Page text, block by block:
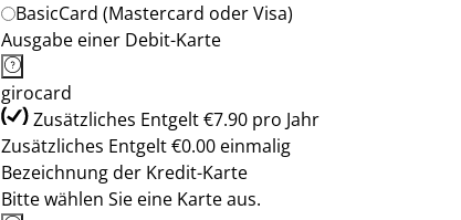
BasicCard (Mastercard oder Visa)
Ausgabe einer Debit-Karte
girocard
Zusätzliches Entgelt €7.90 pro Jahr
Zusätzliches Entgelt €0.00 einmalig
Bezeichnung der Kredit-Karte
Bitte wählen Sie eine Karte aus.